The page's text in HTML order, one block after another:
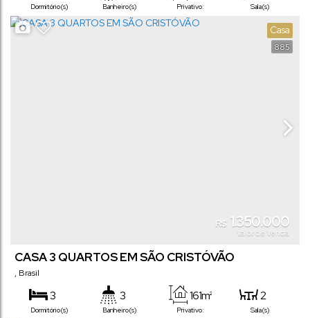
Dormitório(s) Banheiro(s) Privativo: Sala(s)
1 2 360m²
Comprimento:
28m
885
Casa
R$ 1.350.000
Valor de Venda
CASA 3 QUARTOS EM SÃO CRISTÓVÃO
, Brasil
3
Dormitório(s)
3
Banheiro(s) Privativo:
161m² 2
Sala(s)